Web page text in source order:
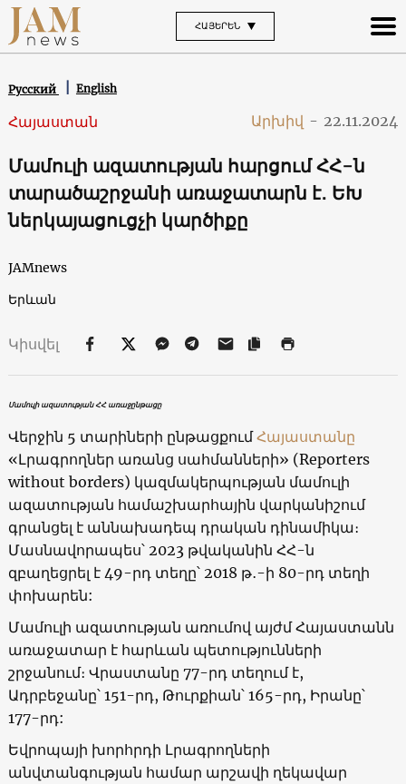
ՀԱՅԵՐԵՆ
Русский English
Հայաստան Արխիվ - 22.11.2024
Մամուլի ազատության հարցում ՀՀ-ն
տարածաշրջանի առաջատարն է․ ԵԽ
ներկայացուցչի կարծիքը
JAMnews
Երևան
Կիսվել
Մամուլի ազատության ՀՀ առաջընթացը
Վերջին 5 տարիների ընթացքում Հայաստանը
«Լրագրողներ առանց սահմանների» (Reporters
without borders) կազմակերպության մամուլի
ազատության համաշխարհային վարկանիշում
գրանցել է աննախադեպ դրական դինամիկա։
Մասնավորապես՝ 2023 թվականին ՀՀ-ն
զբաղեցրել է 49-րդ տեղը՝ 2018 թ․-ի 80-րդ տեղի
փոխարեն:
Մամուլի ազատության առումով այժմ Հայաստանն
առաջատար է հարևան պետությունների
շրջանում։ Վրաստանը 77-րդ տեղում է,
Ադրբեջանը՝ 151-րդ, Թուրքիան՝ 165-րդ, Իրանը՝
177-րդ:
Եվրոպայի խորհրդի Լրագրողների
անվտանգության համար արշավի ղեկավար